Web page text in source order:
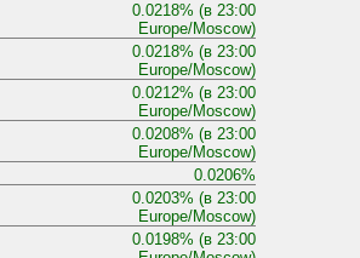
0.0218% (в 23:00
Europe/Moscow)
0.0218% (в 23:00
Europe/Moscow)
0.0212% (в 23:00
Europe/Moscow)
0.0208% (в 23:00
Europe/Moscow)
0.0206%
0.0203% (в 23:00
Europe/Moscow)
0.0198% (в 23:00